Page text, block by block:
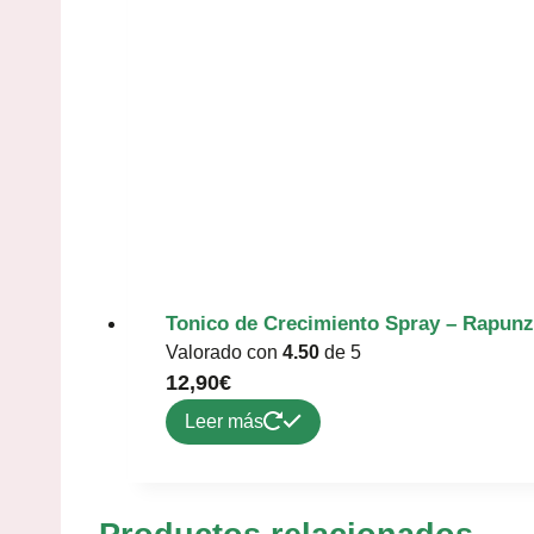
Tonico de Crecimiento Spray –
Valorado con 4.50 de 5
12,90€
Leer más